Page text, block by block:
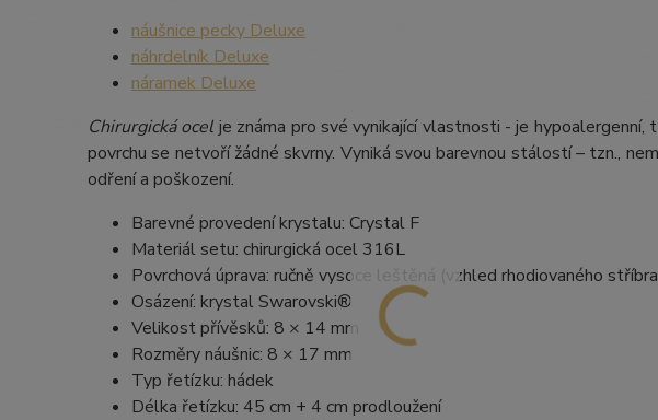
náušnice pecky Deluxe
náhrdelník Deluxe
náramek Deluxe
Chirurgická ocel je známa pro své vynikající vlastnosti - je hypoalergenní,
povrchu se netvoří žádné skvrny. Vyniká svou barevnou stálostí – tzn.,
odření a poškození.
Barevné provedení krystalu: Crystal F
Materiál setu: chirurgická ocel 316L
Povrchová úprava: ručně vysoce leštěná (vzhled rhodiovaného
Osázení: krystal Swarovski®
Velikost přívěsků: 8 × 14 mm
Rozměry náušnic: 8 × 17 mm
Typ řetízku: hádek
Délka řetízku: 45 cm + 4 cm prodloužení